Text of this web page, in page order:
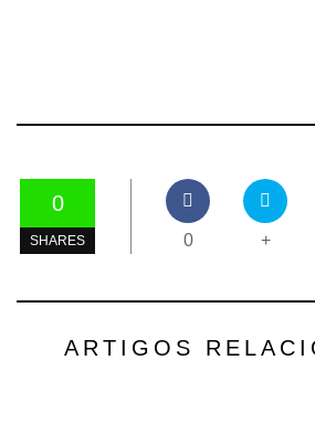
0
SHARES 0 +
ARTIGOS